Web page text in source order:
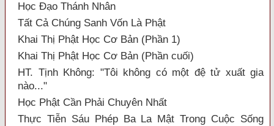
Học Đạo Thánh Nhân
Tất Cả Chúng Sanh Vốn Là Phật
Khai Thị Phật Học Cơ Bản (Phần 1)
Khai Thị Phật Học Cơ Bản (Phần cuối)
HT. Tịnh Không: "Tôi không có một đệ tử xuất gia
nào..."
Học Phật Cần Phải Chuyên Nhất
Thực Tiễn Sáu Phép Ba La Mật Trong Cuộc Sống